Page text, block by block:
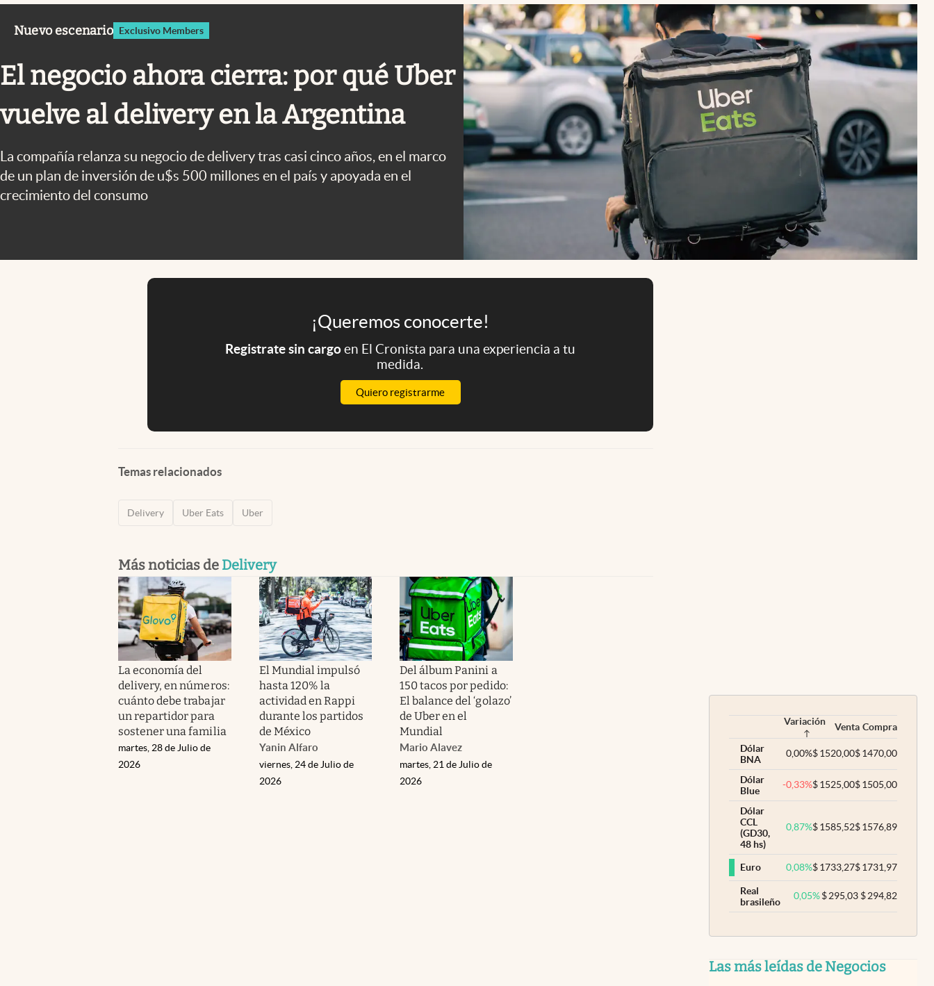
Uruguay
Infotechnology
Clase
Mundial 2026
Eventos Corporativos
abre en nueva pestaña
Nuevo escenario Exclusivo Members
El negocio ahora cierra: por qué Uber
vuelve al delivery en la Argentina
La compañía relanza su negocio de delivery tras casi cinco años, en el marco
de un plan de inversión de u$s 500 millones en el país y apoyada en el
crecimiento del consumo
¡Queremos conocerte!
Registrate sin cargoen El Cronista para una experiencia a tu
medida.
Quiero registrarme
Temas relacionados
Delivery Uber Eats Uber
Más noticias de Delivery
La economía del
delivery, en números:
cuánto debe trabajar
un repartidor para
sostener una familia
martes, 28 de Julio de
2026
El Mundial impulsó
hasta 120% la
actividad en Rappi
durante los partidos
de México
Yanin Alfaro
viernes, 24 de Julio de
2026
Del álbum Panini a
150 tacos por pedido:
El balance del ‘golazo’
de Uber en el
Mundial
Mario Alavez
martes, 21 de Julio de
2026
Variación Venta Compra
Dólar
BNA
0,00%$1520,00$1470,00
Dólar
Blue
-0,33%$1525,00$1505,00
Dólar
CCL
(GD30,
48 hs)
0,87%$1585,52$1576,89
Euro 0,08%$1733,27$1731,97
Real
brasileño
0,05% $295,03 $294,82
Las más leídas de Negocios